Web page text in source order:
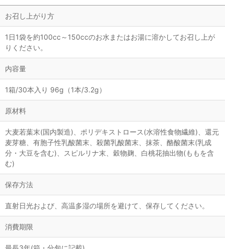
お召し上がり方
1日1袋を約100cc～150ccのお水またはお湯に溶かしてお召し上が
りください。
内容量
1箱/30本入り 96g（1本/3.2g）
原材料
大麦若葉末(国内製造)、ポリデキストロース(水溶性食物繊維)、還元
麦芽糖、有胞子性乳酸菌末、殺菌乳酸菌末、抹茶、酪酸菌末(乳成
分・大豆を含む)、スピルリナ末、穀物麹、白桃花抽出物(ももを含
む)
保存方法
直射日光および、高温多湿の場所を避けて、保存してください。
消費期限